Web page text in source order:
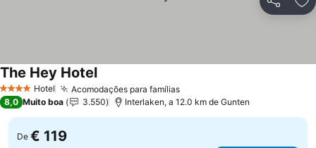
Partilhar
4 EstrelasHotel Acomodações para famílias
The Hey Hotel
8,0 Muito boa 3.550 Interlaken, a 12.0 km de Gunten
De € 119